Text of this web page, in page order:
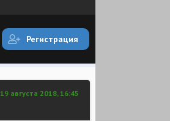
Регистрация
19 августа 2018, 16:45